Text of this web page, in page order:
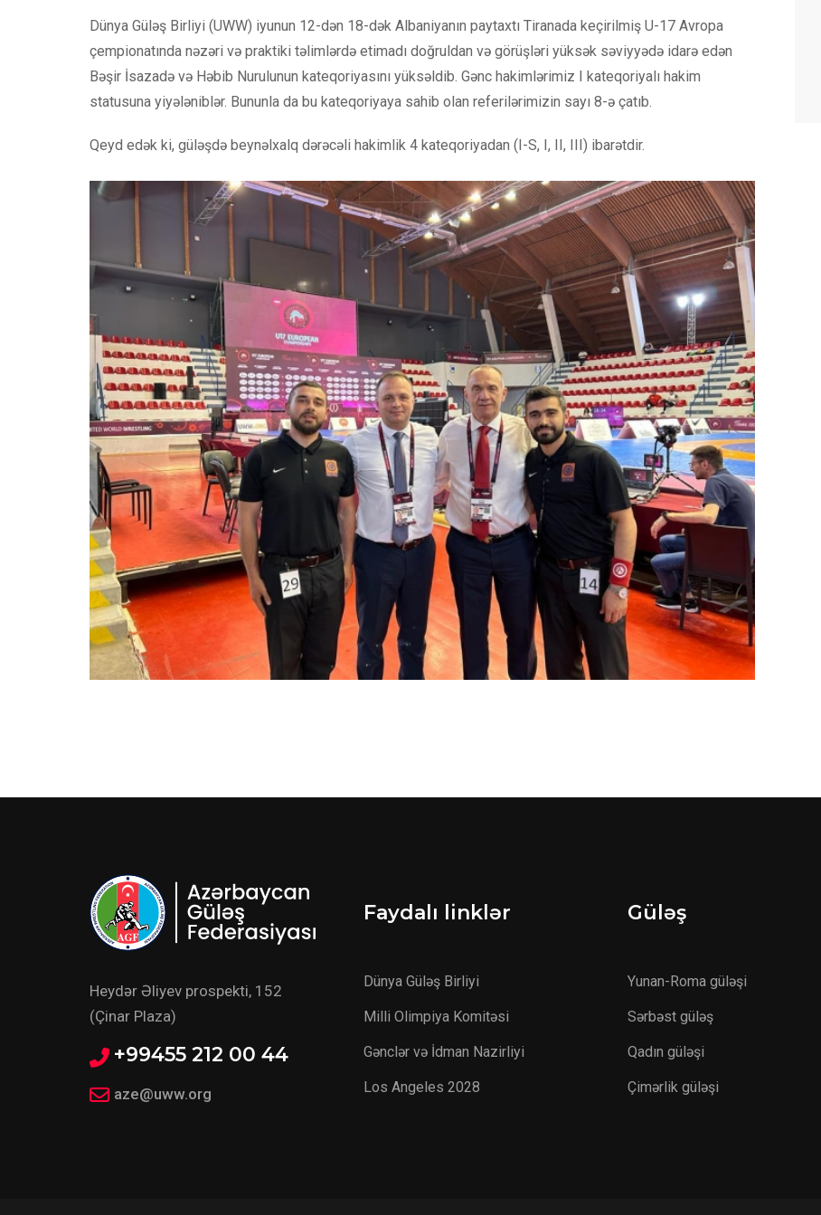
Dünya Güləş Birliyi (UWW) iyunun 12-dən 18-dək Albaniyanın paytaxtı Tiranada keçirilmiş U-17 Avropa
çempionatında nəzəri və praktiki təlimlərdə etimadı doğruldan və görüşləri yüksək səviyyədə idarə edən
Bəşir İsazadə və Həbib Nurulunun kateqoriyasını yüksəldib. Gənc hakimlərimiz I kateqoriyalı hakim
statusuna yiyələniblər. Bununla da bu kateqoriyaya sahib olan referilərimizin sayı 8-ə çatıb.
Qeyd edək ki, güləşdə beynəlxalq dərəcəli hakimlik 4 kateqoriyadan (I-S, I, II, III) ibarətdir.
Heydər Əliyev prospekti, 152
(Çinar Plaza)
+99455 212 00 44
aze@uww.org
Faydalı linklər
Dünya Güləş Birliyi
Milli Olimpiya Komitəsi
Gənclər və İdman Nazirliyi
Los Angeles 2028
Güləş
Yunan-Roma güləşi
Sərbəst güləş
Qadın güləşi
Çimərlik güləşi